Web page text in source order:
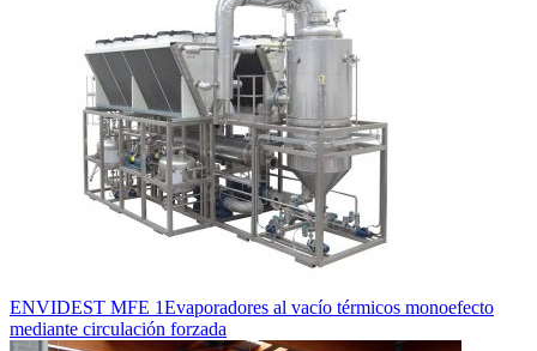
ENVIDEST MFE 1Evaporadores al vacío térmicos monoefecto
mediante circulación forzada